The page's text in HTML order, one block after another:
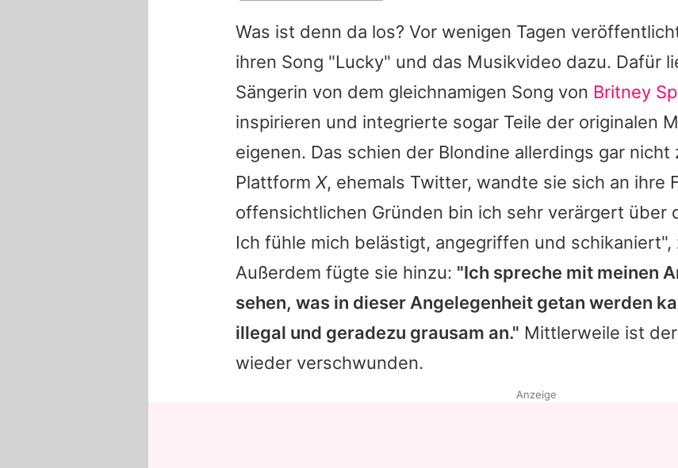
Was ist denn da los? Vor wenigen Tagen
ihren Song "Lucky" und das Musikvideo dazu. Dafür
Sängerin von dem gleichnamigen Song von Britney
inspirieren und integrierte sogar Teile der originalen
eigenen. Das schien der Blondine allerdings gar
Plattform X, ehemals Twitter, wandte sie sich an ihre
offensichtlichen Gründen bin ich sehr verärgert über
Ich fühle mich belästigt, angegriffen und
Außerdem fügte sie hinzu: "Ich spreche mit meinen
sehen, was in dieser Angelegenheit getan werden
illegal und geradezu grausam an." Mittlerweile ist
wieder verschwunden.
Anzeige